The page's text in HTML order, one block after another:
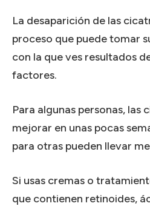
La desaparición de las
proceso que puede tomar
con la que ves resultados
factores.
Para algunas personas, las
mejorar en unas pocas
para otras pueden llevar
Si usas cremas o
que contienen retinoides,